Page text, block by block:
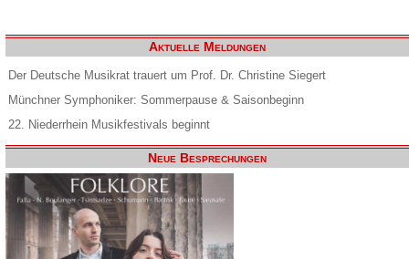
Aktuelle Meldungen
Der Deutsche Musikrat trauert um Prof. Dr. Christine Siegert
Münchner Symphoniker: Sommerpause & Saisonbeginn
22. Niederrhein Musikfestivals beginnt
Neue Besprechungen